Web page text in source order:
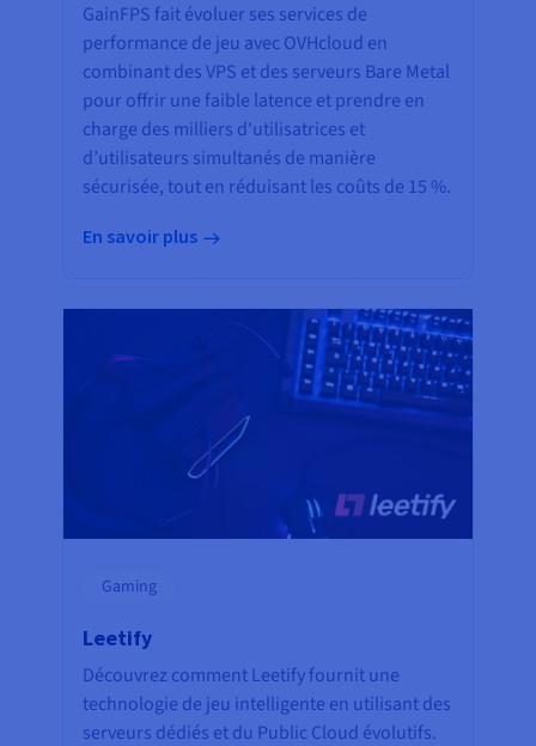
GainFPS fait évoluer ses services de
performance de jeu avec OVHcloud en
combinant des VPS et des serveurs Bare Metal
pour offrir une faible latence et prendre en
charge des milliers d'utilisatrices et
d’utilisateurs simultanés de manière
sécurisée, tout en réduisant les coûts de 15 %.
En savoir plus
Gaming
Leetify
Découvrez comment Leetify fournit une
technologie de jeu intelligente en utilisant des
serveurs dédiés et du Public Cloud évolutifs.